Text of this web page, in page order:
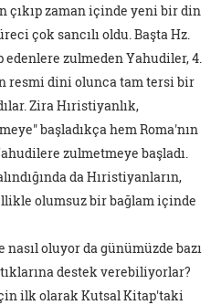
zaman içinde yeni bir din
çok sancılı oldu. Başta Hz.
zulmeden Yahudiler, 4.
resmi dini olunca tam tersi bir
Zira Hıristiyanlık,
başladıkça hem Roma'nın
zulmetmeye başladı.
da Hıristiyanların,
olumsuz bir bağlam içinde
oluyor da günümüzde bazı
destek verebiliyorlar?
ilk olarak Kutsal Kitap'taki